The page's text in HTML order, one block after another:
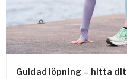
Guidad löpning – hitta